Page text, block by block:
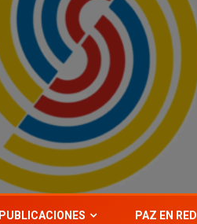
PUBLICACIONES PAZ EN RED